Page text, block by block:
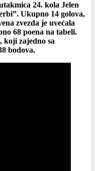
24. kola Jelen
Ukupno 14 golova,
zvezda je uvećala
68 poena na tabeli.
koji zajedno sa
bodova.